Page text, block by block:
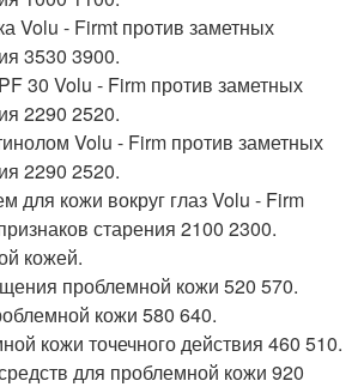
Volu - Firmt против заметных
3530 3900.
30 Volu - Firm против заметных
2290 2520.
Volu - Firm против заметных
2290 2520.
для кожи вокруг глаз Volu - Firm
старения 2100 2300.
кожей.
проблемной кожи 520 570.
кожи 580 640.
кожи точечного действия 460 510.
для проблемной кожи 920